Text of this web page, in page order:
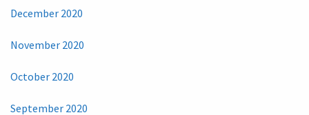
December 2020
November 2020
October 2020
September 2020